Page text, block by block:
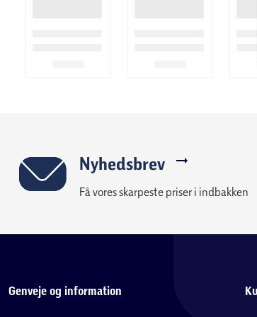
Nyhedsbrev
Få vores skarpeste priser i indbakken
Genveje og information